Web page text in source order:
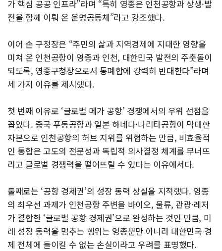
가 핵심 공공 인프라”라며 “특히 영종은 인천공항과 상생·발
전을 함께 이뤄 온 운명공동체”라고 강조했다.
이어 손 구청장은 “주민의 삶과 지역경제에 지대한 영향을
미쳐 온 인천공항이 영종과 인천, 대한민국 발전의 주춧돌이
되도록, 영종구청장으로서 통폐합에 강력히 반대한다”라며
세 가지 이유를 제시했다.
첫 번째 이유로 ‘글로벌 메가 공항’ 경쟁에서의 우위 선점을
꼽았다. 중국 푸동공항과 일본 하네다·나리타공항이 막대한
자본으로 인천공항의 허브 지위를 위협하는 만큼, 비효율적
인 통합은 고도의 전문성과 독립적 의사결정 체계를 무너뜨
리고 글로벌 경쟁력을 떨어뜨릴 수 있다는 이유에서다.
둘째로는 ‘공항 경제권’의 성장 동력 상실을 지적했다. 영종
의 최우선 과제가 인천공항 주변을 바이오, 물류, 관광·레저
가 결합한 ‘글로벌 공항 경제권’으로 완성하는 것인 만큼, 미
래 성장 동력을 멈추는 행위는 영종뿐만 아니라 대한민국 경
제 전체에 돌이킬 수 없는 손실이라고 우려를 표명했다.